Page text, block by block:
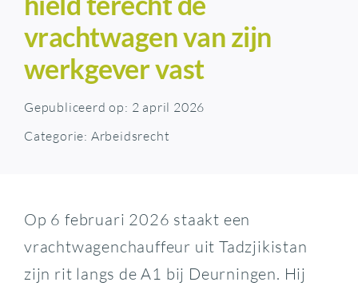
vrachtwagen van zijn
werkgever vast
Gepubliceerd op: 2 april 2026
Categorie: Arbeidsrecht
Op 6 februari 2026 staakt een
vrachtwagenchauffeur uit Tadzjikistan
zijn rit langs de A1 bij Deurningen. Hij